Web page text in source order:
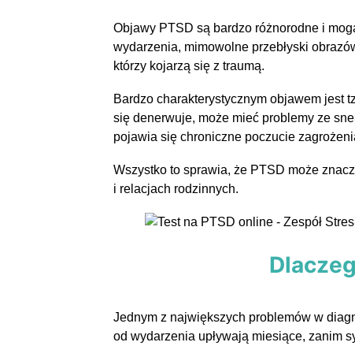
Objawy PTSD są bardzo różnorodne i
wydarzenia, mimowolne przebłyski
którzy kojarzą się z traumą.
Bardzo charakterystycznym objawem jest
się denerwuje, może mieć problemy ze
pojawia się chroniczne poczucie
Wszystko to sprawia, że PTSD może
i relacjach rodzinnych.
Jednym z największych problemów w
od wydarzenia upływają miesiące, zanim